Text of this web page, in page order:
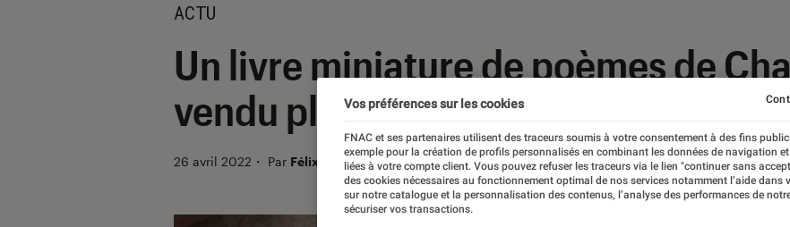
ACTU
Un livre miniature de poèmes de
vendu plus d’un million d’euros
26 avril 2022 ・ Par Félix Tardieu
Vos préférences sur les cookies
FNAC et ses partenaires utilisent des traceurs soumis à votre consentement à des fins
exemple pour la création de profils personnalisés en combinant les données de navigation
liées à votre compte client. Vous pouvez refuser les traceurs via le lien "continuer sans
des cookies nécessaires au fonctionnement optimal de nos services notamment l’aide dans
sur notre catalogue et la personnalisation des contenus, l’analyse des performances de
sécuriser vos transactions.